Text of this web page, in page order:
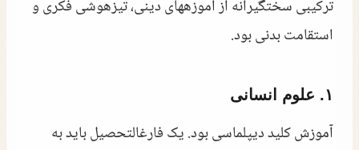
ترکیبی سختگیرانه از آموزههای دینی، تیزهوشی فکری و
استقامت بدنی بود.
۱. علوم انسانی
آموزش کلید دیپلماسی بود. یک فارغالتحصیل باید به